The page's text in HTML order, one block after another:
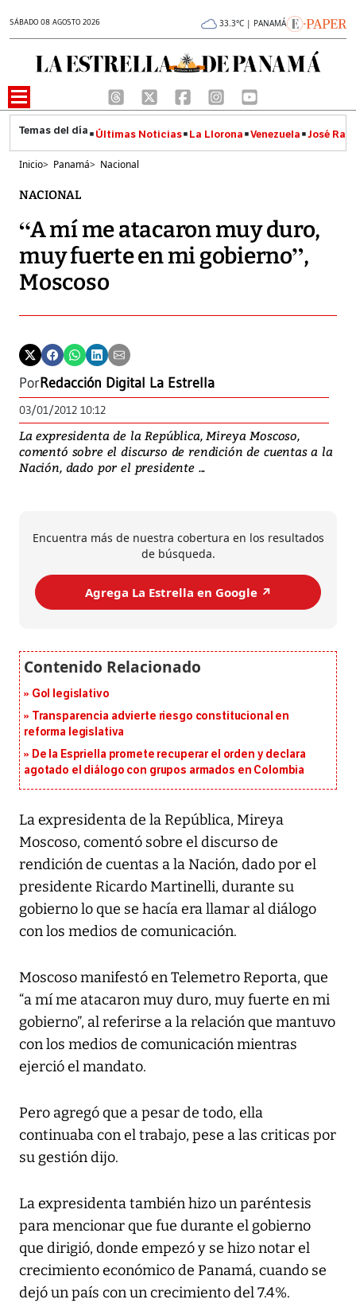
SÁBADO 08 AGOSTO 2026 33.3°C | PANAMÁ
Últimas Noticias La Llorona Venezuela José
Inicio> Panamá> Nacional
NACIONAL
“A mí me atacaron muy duro,
muy fuerte en mi gobierno”,
Moscoso
PorRedacción Digital La Estrella
03/01/2012 10:12
La expresidenta de la República, Mireya Moscoso,
comentó sobre el discurso de rendición de cuentas a la
Nación, dado por el presidente ...
Encuentra más de nuestra cobertura en los resultados
de búsqueda.
Agrega La Estrella en Google ↗️
Gol legislativo
Transparencia advierte riesgo constitucional en
reforma legislativa
De la Espriella promete recuperar el orden y declara
agotado el diálogo con grupos armados en Colombia
La expresidenta de la República, Mireya
Moscoso, comentó sobre el discurso de
rendición de cuentas a la Nación, dado por el
presidente Ricardo Martinelli, durante su
gobierno lo que se hacía era llamar al diálogo
con los medios de comunicación.
Moscoso manifestó en Telemetro Reporta, que
“a mí me atacaron muy duro, muy fuerte en mi
gobierno”, al referirse a la relación que mantuvo
con los medios de comunicación mientras
ejerció el mandato.
Pero agregó que a pesar de todo, ella
continuaba con el trabajo, pese a las criticas por
su gestión dijo.
La expresidenta también hizo un paréntesis
para mencionar que fue durante el gobierno
que dirigió, donde empezó y se hizo notar el
crecimiento económico de Panamá, cuando se
dejó un país con un crecimiento del 7.4%.